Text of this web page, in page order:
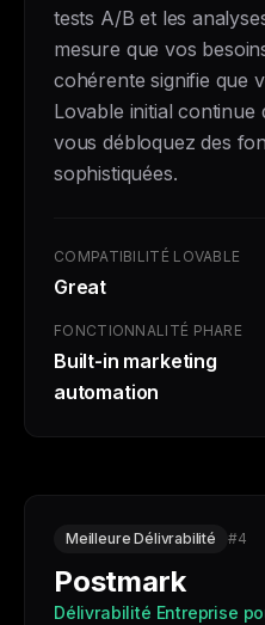
tests A/B et les
mesure que vos
cohérente signifie que
Lovable initial
vous débloquez des
sophistiquées.
COMPATIBILITÉ LOVABLE
Great
FONCTIONNALITÉ PHARE
Built-in marketing
automation
Meilleure Délivrabilité #4
Postmark
Délivrabilité Entreprise